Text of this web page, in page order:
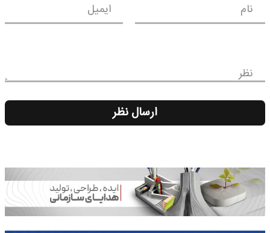
نام ایمیل
نظر
ارسال نظر